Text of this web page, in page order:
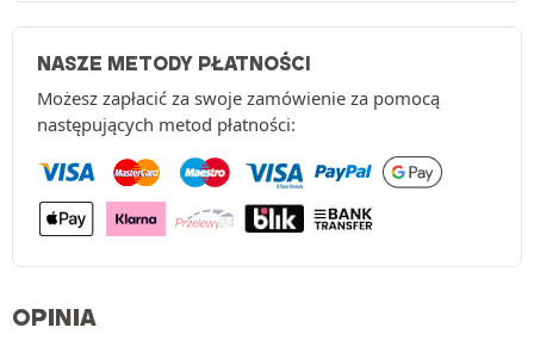
NASZE METODY PŁATNOŚCI
Możesz zapłacić za swoje zamówienie za pomocą
następujących metod płatności:
OPINIA